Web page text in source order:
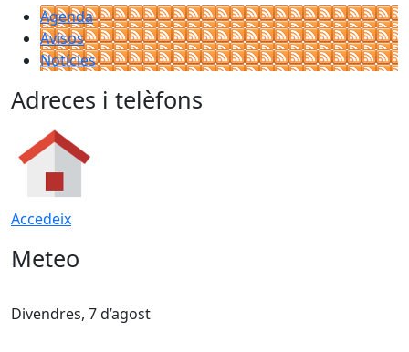
Agenda
Avisos
Notícies
Adreces i telèfons
Accedeix
Meteo
Divendres, 7 d’agost